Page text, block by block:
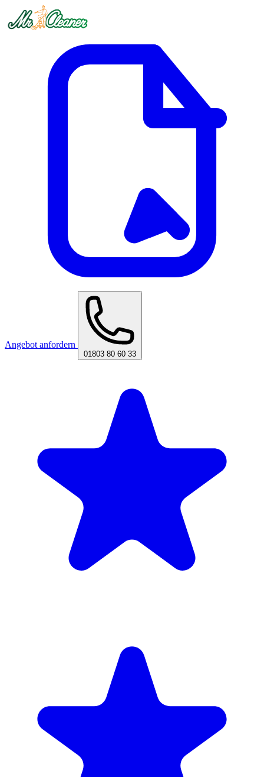
Angebot anfordern
01803 80 60 33